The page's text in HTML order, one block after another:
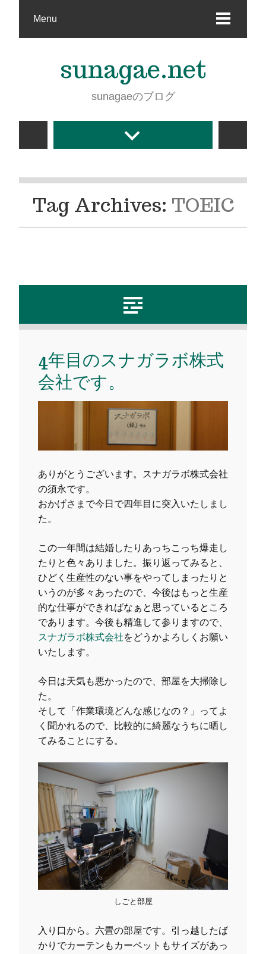
Menu
sunagae.net
sunagaeのブログ
Tag Archives: TOEIC
4年目のスナガラボ株式
会社です。
ありがとうございます。スナガラボ株式会社
の須永です。
おかげさまで今日で四年目に突入いたしまし
た。
この一年間は結婚したりあっちこっち爆走し
たりと色々ありました。振り返ってみると、
ひどく生産性のない事をやってしまったりと
いうのが多々あったので、今後はもっと生産
的な仕事ができればなぁと思っているところ
であります。今後も精進して参りますので、
スナガラボ株式会社をどうかよろしくお願い
いたします。
今日は天気も悪かったので、部屋を大掃除し
た。
そして「作業環境どんな感じなの？」ってよ
く聞かれるので、比較的に綺麗なうちに晒し
てみることにする。
しごと部屋
入り口から。六畳の部屋です。引っ越したば
かりでカーテンもカーペットもサイズがあっ